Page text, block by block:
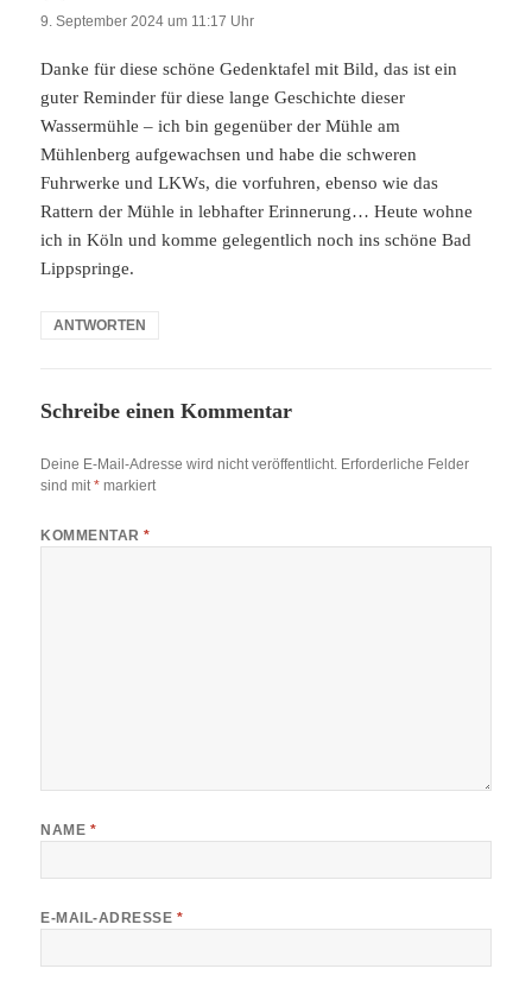
9. September 2024 um 11:17 Uhr
Danke für diese schöne Gedenktafel mit Bild, das ist ein
guter Reminder für diese lange Geschichte dieser
Wassermühle – ich bin gegenüber der Mühle am
Mühlenberg aufgewachsen und habe die schweren
Fuhrwerke und LKWs, die vorfuhren, ebenso wie das
Rattern der Mühle in lebhafter Erinnerung… Heute wohne
ich in Köln und komme gelegentlich noch ins schöne Bad
Lippspringe.
ANTWORTEN
Schreibe einen Kommentar
Deine E-Mail-Adresse wird nicht veröffentlicht. Erforderliche Felder
sind mit* markiert
KOMMENTAR*
NAME *
E-MAIL-ADRESSE *